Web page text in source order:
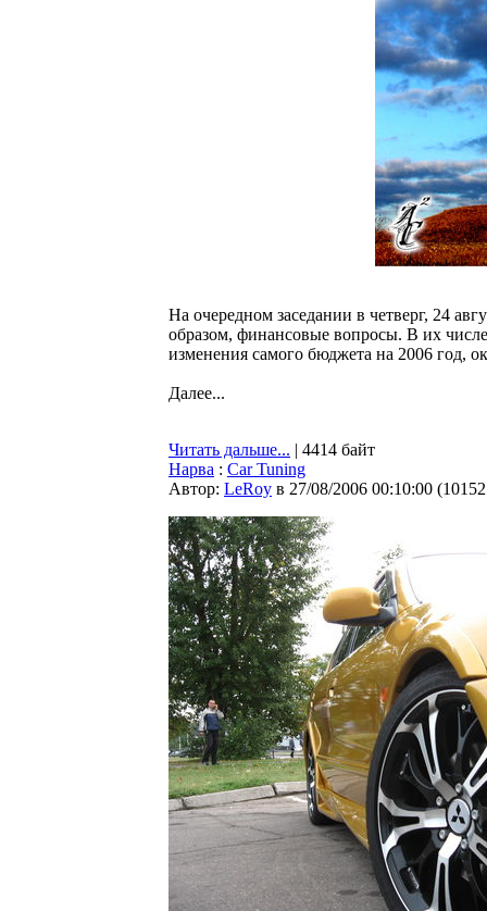
На очередном заседании в четверг, 24
образом, финансовые вопросы. В их
изменения самого бюджета на 2006 год,
Далее...
Читать дальше... | 4414 байт
Нарва : Car Tuning
Автор: LeRoy в 27/08/2006 00:10:00 (